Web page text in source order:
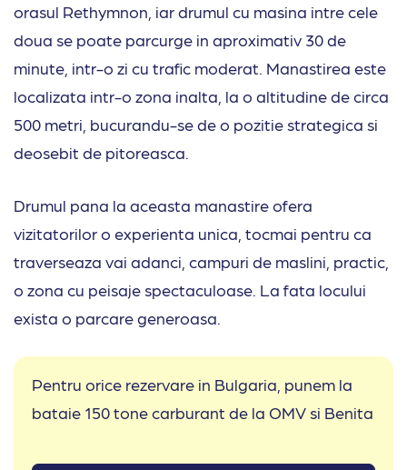
orasul Rethymnon, iar drumul cu masina intre cele
doua se poate parcurge in aproximativ 30 de
minute, intr-o zi cu trafic moderat. Manastirea este
localizata intr-o zona inalta, la o altitudine de circa
500 metri, bucurandu-se de o pozitie strategica si
deosebit de pitoreasca.
Drumul pana la aceasta manastire ofera
vizitatorilor o experienta unica, tocmai pentru ca
traverseaza vai adanci, campuri de maslini, practic,
o zona cu peisaje spectaculoase. La fata locului
exista o parcare generoasa.
Pentru orice rezervare in Bulgaria, punem la
bataie 150 tone carburant de la OMV si Benita